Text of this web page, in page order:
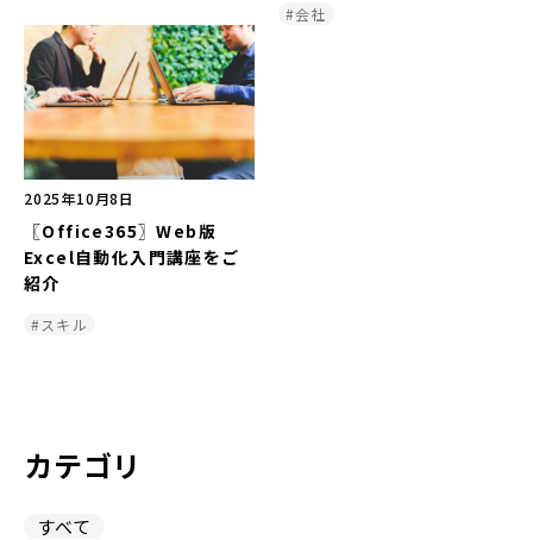
#会社
2025年10月8日
〖Office365〗Web版
Excel自動化入門講座をご
紹介
#スキル
カテゴリ
すべて